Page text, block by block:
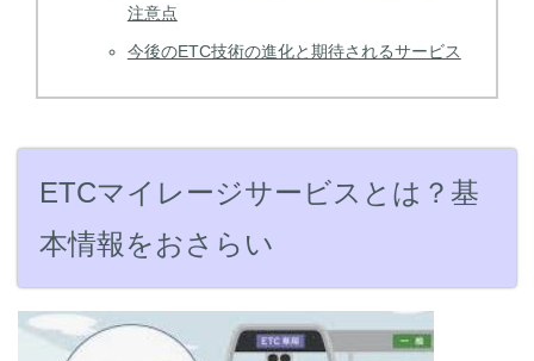
注意点
今後のETC技術の進化と期待されるサービス
ETCマイレージサービスとは？基
本情報をおさらい